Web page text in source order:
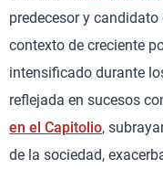
predecesor y
contexto de creciente
intensificado durante
reflejada en sucesos
en el Capitolio,
de la sociedad,